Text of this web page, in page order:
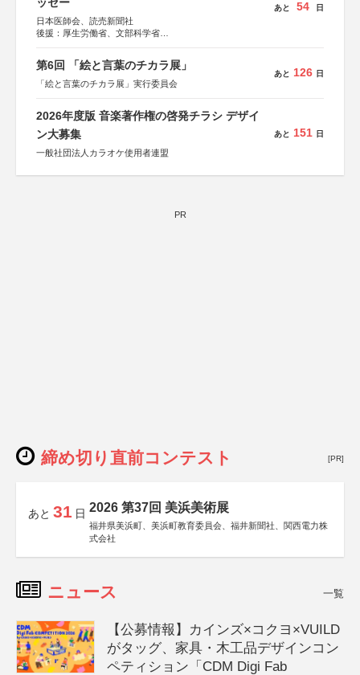
日本医師会、読売新聞社
後援：厚生労働省、文部科学省
しん生命保険株式会社
あと 54 日
第6回 「絵と言葉のチカラ展」
「絵と言葉のチカラ展」実行委員会
あと 126 日
2026年度版 音楽著作権の啓発チラシ デザイ
ン大募集
一般社団法人カラオケ使用者連盟
あと 151 日
PR
締め切り直前コンテスト [PR]
あと 31 日 2026 第37回 美浜美術展
福井県美浜町、美浜町教育委員会、福井新聞社、関西電力株
式会社
ニュース 一覧
【公募情報】カインズ×コクヨ×VUILD
がタッグ、家具・木工品デザインコン
ペティション「CDM Digi Fab